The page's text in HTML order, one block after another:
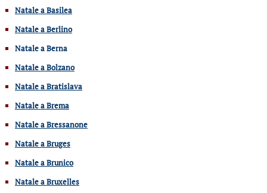
Natale a Basilea
Natale a Berlino
Natale a Berna
Natale a Bolzano
Natale a Bratislava
Natale a Brema
Natale a Bressanone
Natale a Bruges
Natale a Brunico
Natale a Bruxelles